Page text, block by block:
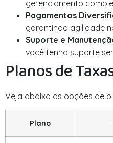
gerenciamento
Pagamentos
garantindo agilidade
Suporte e
você tenha suporte
Planos de
Veja abaixo as opções de
Plano